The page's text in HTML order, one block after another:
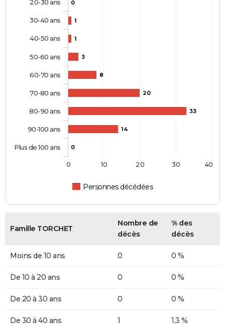
0
1
1
3
8
20
33
14
0
Personnes décédées
20-30 ans
30-40 ans
40-50 ans
50-60 ans
60-70 ans
70-80 ans
80-90 ans
90-100 ans
Plus de 100 ans
0 10 20 30 40
Famille TORCHET
Nombre de
décès
% des
décès
Moins de 10 ans 0 0 %
De 10 à 20 ans 0 0 %
De 20 à 30 ans 0 0 %
De 30 à 40 ans 1 1,3 %